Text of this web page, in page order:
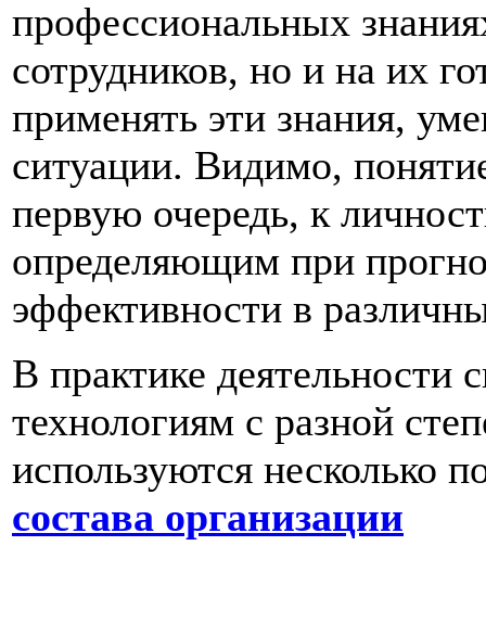
профессиональных
сотрудников, но и на их
применять эти знания,
ситуации. Видимо,
первую очередь, к
определяющим при
эффективности в
В практике деятельности
технологиям с разной
используются несколько
состава организации